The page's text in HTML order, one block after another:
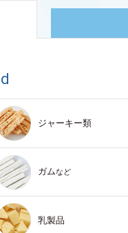
ジャーキー類
ガムなど
乳製品